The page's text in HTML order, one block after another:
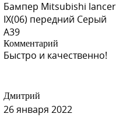
C06 - Greyish Brown
Бампер Mitsubishi lancer
IX(06) передний Серый
A39
Комментарий
Быстро и качественно!
Дмитрий
26 января 2022